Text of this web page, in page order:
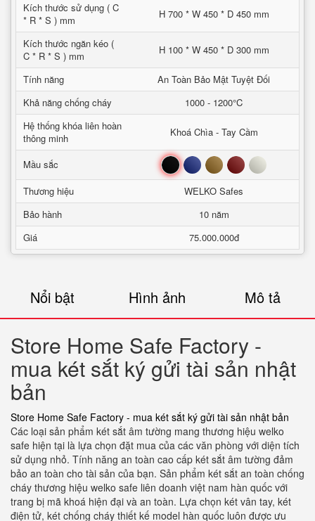
Kích thước sử dụng ( C
* R * S ) mm
H 700 * W 450 * D 450 mm
Kích thước ngăn kéo (
C * R * S ) mm
H 100 * W 450 * D 300 mm
Tính năng
An Toàn Bảo Mật Tuyệt Đối
Khả năng chống cháy
1000 - 1200°C
Hệ thống khóa liên hoàn
thông minh
Khoá Chìa - Tay Cầm
Mầu sắc Đen Xanh Nâu Đỏ Trắng
Thương hiệu
WELKO Safes
Bảo hành
10 năm
Giá
75.000.000đ
Nổi bật Hình ảnh Mô tả
Store Home Safe Factory -
mua két sắt ký gửi tài sản nhật
bản
Store Home Safe Factory - mua két sắt ký gửi tài sản nhật bản
Các loại sản phẩm két sắt âm tường mang thương hiệu welko
safe hiện tại là lựa chọn đặt mua của các văn phòng với diện tích
sử dụng nhỏ. Tính năng an toàn cao cấp két sắt âm tường đảm
bảo an toàn cho tài sản của bạn. Sản phẩm két sắt an toàn chống
cháy thương hiệu welko safe liên doanh việt nam hàn quốc với
trang bị mã khoá hiện đại và an toàn. Lựa chọn két vân tay, két
điện tử, két chống cháy thiết kế model hàn quốc luôn được ưu